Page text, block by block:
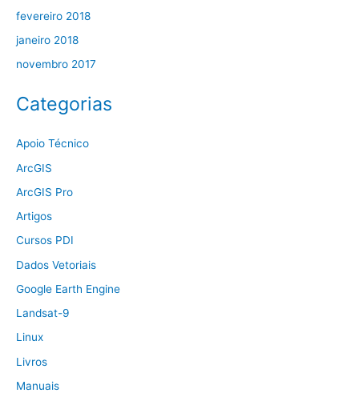
fevereiro 2018
janeiro 2018
novembro 2017
Categorias
Apoio Técnico
ArcGIS
ArcGIS Pro
Artigos
Cursos PDI
Dados Vetoriais
Google Earth Engine
Landsat-9
Linux
Livros
Manuais